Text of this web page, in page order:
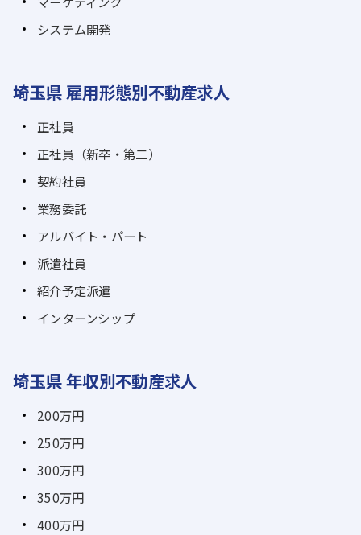
システム開発
埼玉県 雇用形態別不動産求人
正社員
正社員（新卒・第二）
契約社員
業務委託
アルバイト・パート
派遣社員
紹介予定派遣
インターンシップ
埼玉県 年収別不動産求人
200万円
250万円
300万円
350万円
400万円